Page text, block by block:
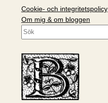
Cookie- och integritetspolicy
Om mig & om bloggen
S
k